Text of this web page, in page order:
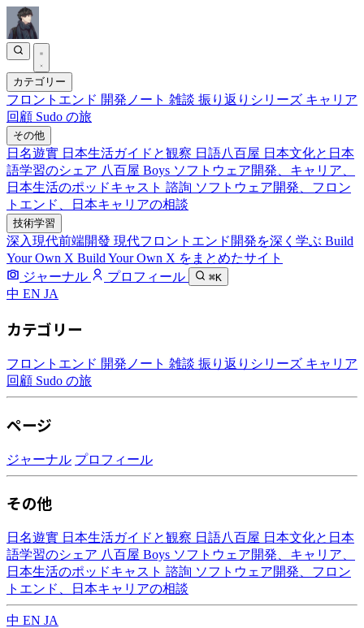
カテゴリー
フロントエンド 開発ノート 雑談 振り返りシリーズ キャリア
回顧 Sudo の旅
その他
日名遊實 日本生活ガイドと観察 日語八百屋 日本文化と日本
語学習のシェア 八百屋 Boys ソフトウェア開発、キャリア、
日本生活のポッドキャスト 諮詢 ソフトウェア開発、フロン
トエンド、日本キャリアの相談
技術学習
深入現代前端開發 現代フロントエンド開発を深く学ぶ Build
Your Own X Build Your Own X をまとめたサイト
ジャーナル
プロフィール ⌘K
中 EN JA
カテゴリー
フロントエンド 開発ノート 雑談 振り返りシリーズ キャリア
回顧 Sudo の旅
ページ
ジャーナル プロフィール
その他
日名遊實 日本生活ガイドと観察 日語八百屋 日本文化と日本
語学習のシェア 八百屋 Boys ソフトウェア開発、キャリア、
日本生活のポッドキャスト 諮詢 ソフトウェア開発、フロン
トエンド、日本キャリアの相談
中 EN JA